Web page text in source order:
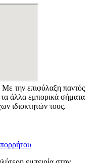
την επιφύλαξη παντός
άλλα εμπορικά σήματα
ιδιοκτητών τους.